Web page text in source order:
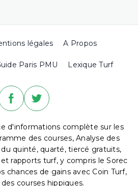
légales A Propos
Paris PMU Lexique Turf
d'informations complète sur les
des courses, Analyse des
quinté, quarté, tiercé gratuits,
rapports turf, y compris le Sorec
chances de gains avec Coin Turf,
courses hippiques.